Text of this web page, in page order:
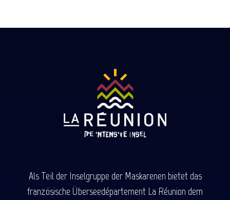
Als Teil der Inselgruppe der Maskarenen bietet das
französische Überseedépartement La Réunion dem